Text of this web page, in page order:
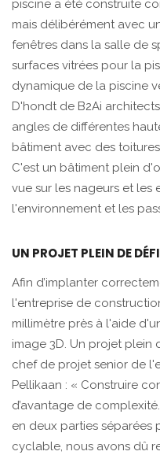
piscine a été construite
mais délibérément avec
fenêtres dans la salle de
surfaces vitrées pour la
dynamique de la piscine
D'hondt de B2Ai
angles de différentes
bâtiment avec des
C'est un bâtiment plein
vue sur les nageurs et les
l'environnement et les
UN PROJET PLEIN DE
Afin d’implanter
l'entreprise de
millimètre près à l'aide
image 3D. Un projet plein
chef de projet senior de
Pellikaan : « Construire
d’avantage de
en deux parties séparées
cyclable, nous avons dû